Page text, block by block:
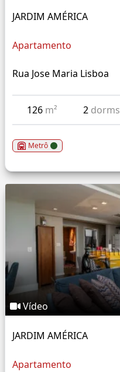
JARDIM AMÉRICA
Apartamento
Rua Jose Maria Lisboa
126 m² 2 dorms
Metrô
Vídeo
JARDIM AMÉRICA
Apartamento